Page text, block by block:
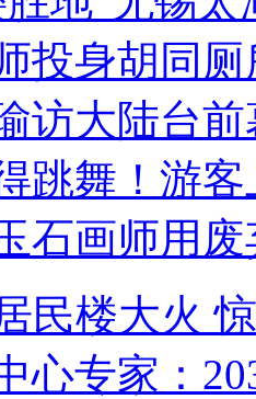
投身胡同
访大陆台
跳舞！游客
石画师用
民楼大火
心专家：